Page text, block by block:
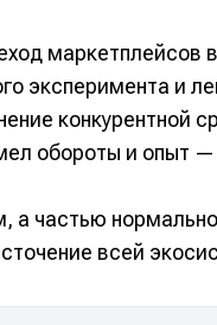
маркетплейсов
эксперимента и
конкурентной
обороты и опыт
а частью
всей